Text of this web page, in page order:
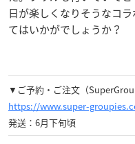
日が楽しくなりそうなコ
てはいかがでしょうか？
▼ご予約・ご注文（
https://www.super-
発送：6月下旬頃